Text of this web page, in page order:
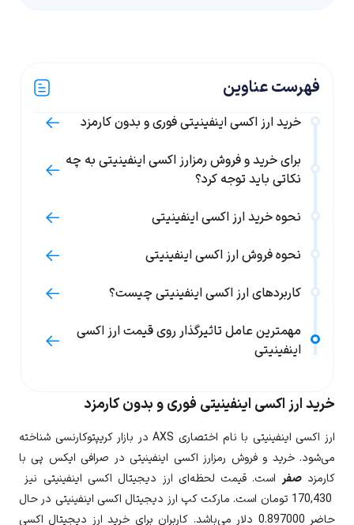
خرید ارز اکسی اینفینیتی فوری و بدون کارمزد
ارز اکسی اینفینیتی با نام اختصاری AXSدر بازار کریپتوکارنسی شناخته
می‌شود. خرید و فروش رمزارز اکسی اینفینیتی در صرافی ایکس پی با
کارمزدصفر است. قیمت لحظه‌ای ارز دیجیتال اکسی اینفینیتی نیز
170,430 تومان است. مارکت کپ ارز دیجیتال اکسی اینفینیتی در حال
حاضر 0.897000 دلار می‌باشد. کاربران برای خرید ارز دیجیتال اکسی
فهرست عناوین
خرید ارز اکسی اینفینیتی فوری و بدون کارمزد
برای خرید و فروش رمزارز اکسی اینفینیتی به چه
نکاتی باید توجه کرد؟
نحوه خرید ارز اکسی اینفینیتی
نحوه فروش ارز اکسی اینفینیتی
کاربردهای ارز اکسی اینفینیتی چیست؟
مهمترین عامل تاثیرگذار روی قیمت ارز اکسی
اینفینیتی